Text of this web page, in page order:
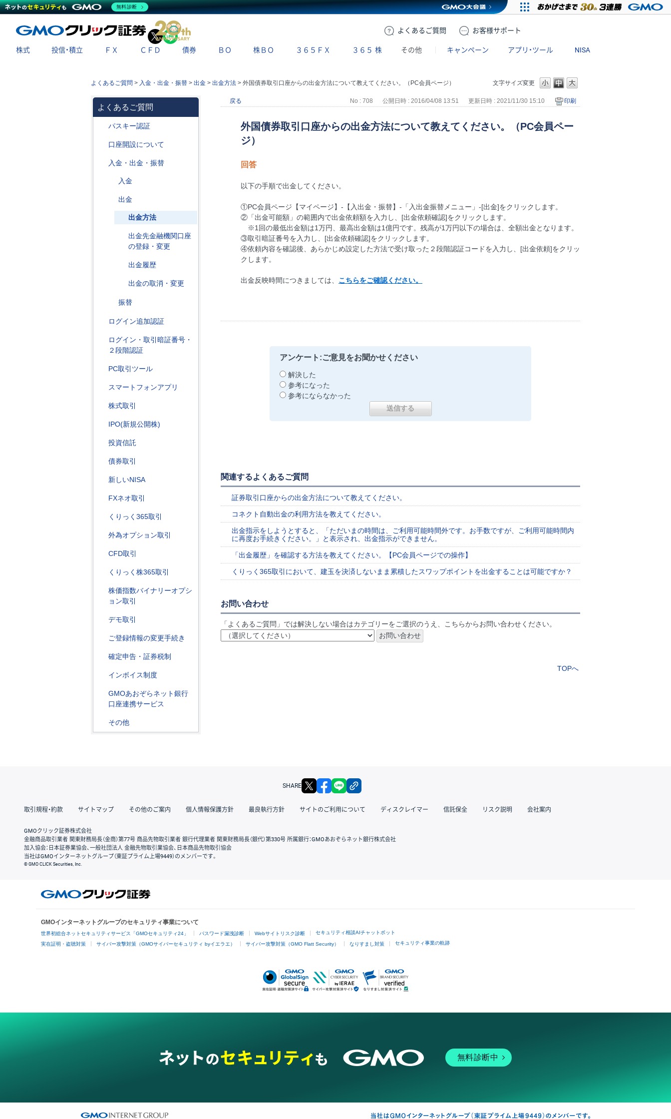
よくある ご質問 お客様サポート
X
株式 投信・積立 ＦＸ ＣＦＤ 債券 ＢＯ 株ＢＯ ３６５ＦＸ ３６５ 株 その他 キャンペーン アプリ・ツール NISA
文字サイズ変更
よくあるご質問 > 入金・出金・振替 > 出金 > 出金方法 > 外国債券取引口座からの出金方法について教えてください。（PC会員ページ）
よくあるご質問
パスキー認証
口座開設について
入金・出金・振替
入金
出金
出金方法
出金先金融機関口座
の登録・変更
出金履歴
出金の取消・変更
振替
ログイン追加認証
ログイン・取引暗証番号・
２段階認証
PC取引ツール
スマートフォンアプリ
株式取引
IPO(新規公開株)
投資信託
債券取引
新しいNISA
FXネオ取引
くりっく365取引
外為オプション取引
CFD取引
くりっく株365取引
株価指数バイナリーオプシ
ョン取引
デモ取引
ご登録情報の変更手続き
確定申告・証券税制
インボイス制度
GMOあおぞらネット銀行
口座連携サービス
その他
戻る No : 708 公開日時 : 2016/04/08 13:51 更新日時 : 2021/11/30 15:10 印刷
外国債券取引口座からの出金方法について教えてください。（PC会員ペー
ジ）
回答
以下の手順で出金してください。
①PC会員ページ【マイページ】-【入出金・振替】-「入出金振替メニュー」-[出金]をクリックします。
②「出金可能額」の範囲内で出金依頼額を入力し、[出金依頼確認]をクリックします。
※1回の最低出金額は1万円、最高出金額は1億円です。残高が1万円以下の場合は、全額出金となります。
③取引暗証番号を入力し、[出金依頼確認]をクリックします。
④依頼内容を確認後、あらかじめ設定した方法で受け取った２段階認証コードを入力し、[出金依頼]をクリッ
クします。
出金反映時間につきましては、 こちらをご確認ください。
アンケート:ご意見をお聞かせください
解決した
参考になった
参考にならなかった
関連するよくあるご質問
証券取引口座からの出金方法について教えてください。
コネクト自動出金の利用方法を教えてください。
出金指示をしようとすると、「ただいまの時間は、ご利用可能時間外です。お手数ですが、ご利用可能時間内
に再度お手続きください。」と表示され、出金指示ができません。
「出金履歴」を確認する方法を教えてください。【PC会員ページでの操作】
くりっく365取引において、建玉を決済しないまま累積したスワップポイントを出金することは可能ですか？
お問い合わせ
「よくあるご質問」では解決しない場合はカテゴリーをご選択のうえ、こちらからお問い合わせください。
TOPへ
SHARE X facebook
取引規程・約款 サイトマップ その他のご案内 個人情報保護方針 最良執行方針 サイトのご利用について ディスクレイマー 信託保全 リスク説明 会社案内
GMOクリック証券株式会社
金融商品取引業者 関東財務局長（金商）第77号 商品先物取引業者 銀行代理業者 関東財務局長（銀代）第330号 所属銀行：GMOあおぞらネット銀行株式会社
加入協会：日本証券業協会、一般社団法人 金融先物取引業協会、日本商品先物取引協会
当社はGMOインターネットグループ（東証プライム上場9449）のメンバーです。
© GMO CLICK Securities, Inc.
GMOインターネットグループのセキュリティ事業について
世界初総合ネットセキュリティサービス「GMOセキュリティ24」 パスワード漏洩診断 Webサイトリスク診断 セキュリティ相談AIチャットボット
実在証明・盗聴対策 サイバー攻撃対策（GMOサイバーセキュリティ byイエラエ） サイバー攻撃対策（GMO Flatt Security） なりすまし対策 セキュリティ事業の軌跡
無料診断中
無料診断